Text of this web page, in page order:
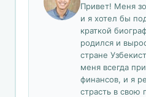
Привет! Меня
и я хотел бы
краткой
родился и
стране
меня всегда
финансов, и я
страсть в свою